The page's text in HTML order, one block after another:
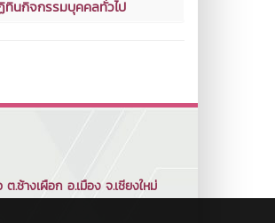
ทินกิจกรรมบุคคลทั่วไป
.ช้างเผือก อ.เมือง จ.เชียงใหม่